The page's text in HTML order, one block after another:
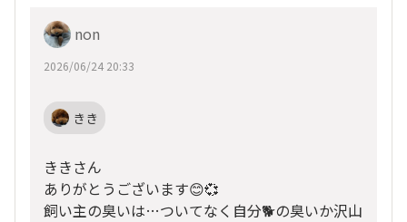
non
2026/06/24 20:33
きき
ききさん
ありがとうございます😊💞
飼い主の臭いは…ついてなく自分🐕️の臭いか沢山